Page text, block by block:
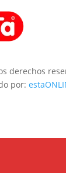
derechos
por: